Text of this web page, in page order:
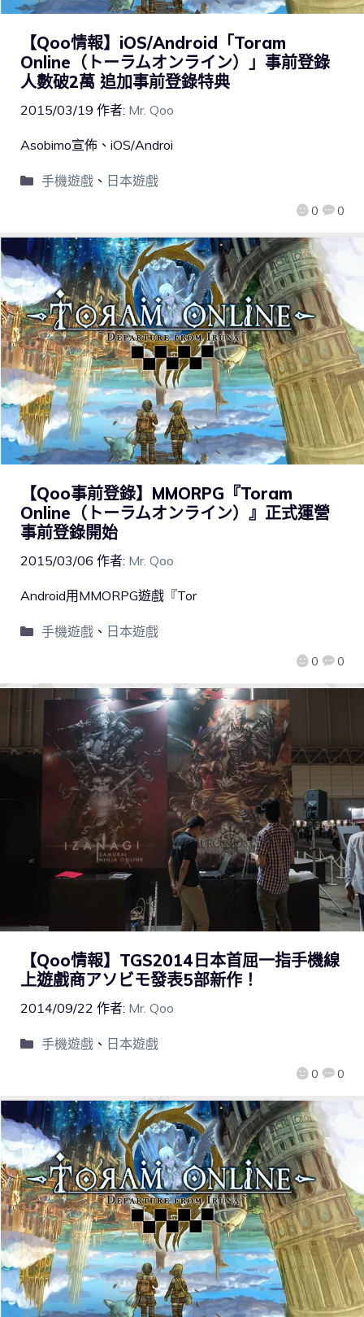
【Qoo情報】iOS/Android「Toram
Online（トーラムオンライン）」事前登錄
人數破2萬 追加事前登錄特典
2015/03/19 作者: Mr. Qoo
0 0
Asobimo宣佈、iOS/Androi
手機遊戲、 日本遊戲
【Qoo事前登錄】MMORPG『Toram
Online（トーラムオンライン）』正式運營
事前登錄開始
2015/03/06 作者: Mr. Qoo
0 0
Android用MMORPG遊戲『Tor
手機遊戲、 日本遊戲
【Qoo情報】TGS2014日本首屈一指手機線
上遊戲商アソビモ發表5部新作！
2014/09/22 作者: Mr. Qoo
0 0
手機遊戲、 日本遊戲